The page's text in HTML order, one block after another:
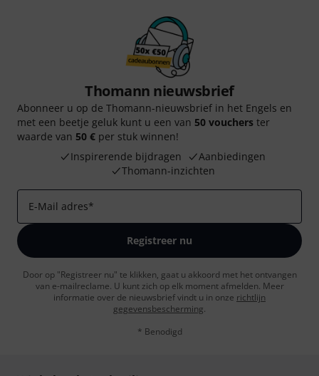
Thomann nieuwsbrief
Abonneer u op de Thomann-nieuwsbrief in het Engels en
met een beetje geluk kunt u een van 50 vouchers ter
waarde van 50 € per stuk winnen!
Inspirerende bijdragen
Aanbiedingen
Thomann-inzichten
E-Mail adres*
Registreer nu
Door op "Registreer nu" te klikken, gaat u akkoord met het ontvangen
van e-mailreclame. U kunt zich op elk moment afmelden. Meer
informatie over de nieuwsbrief vindt u in onze richtlijn
gegevensbescherming.
* Benodigd